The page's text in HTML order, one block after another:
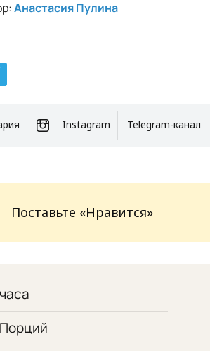
Анастасия Пулина
Instagram Telegram-канал
Поставьте «Нравится»